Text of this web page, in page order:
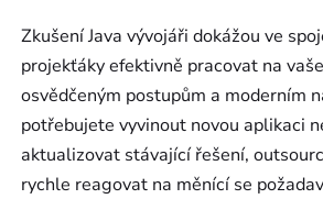
Zkušení Java vývojáři dokážou ve
projekťáky efektivně pracovat na
osvědčeným postupům a moderním
potřebujete vyvinout novou aplikaci
aktualizovat stávající řešení,
rychle reagovat na měnící se